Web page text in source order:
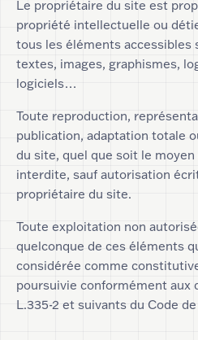
Le propriétaire du site est
propriété intellectuelle ou
tous les éléments
textes, images, graphismes,
logiciels…
Toute reproduction,
publication, adaptation totale
du site, quel que soit le
interdite, sauf autorisation
propriétaire du site.
Toute exploitation non
quelconque de ces éléments
considérée comme
poursuivie conformément aux
L.335-2 et suivants du Code